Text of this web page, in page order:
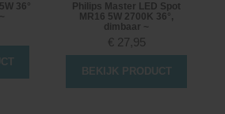
36°
Philips Master LED Spot
MR16 5W 2700K 36°,
dimbaar ~
€ 27,95
BEKIJK PRODUCT